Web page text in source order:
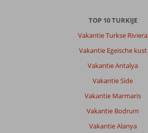
TOP 10 TURKIJE
Vakantie Turkse Riviera
Vakantie Egeische kust
Vakantie Antalya
Vakantie Side
Vakantie Marmaris
Vakantie Bodrum
Vakantie Alanya